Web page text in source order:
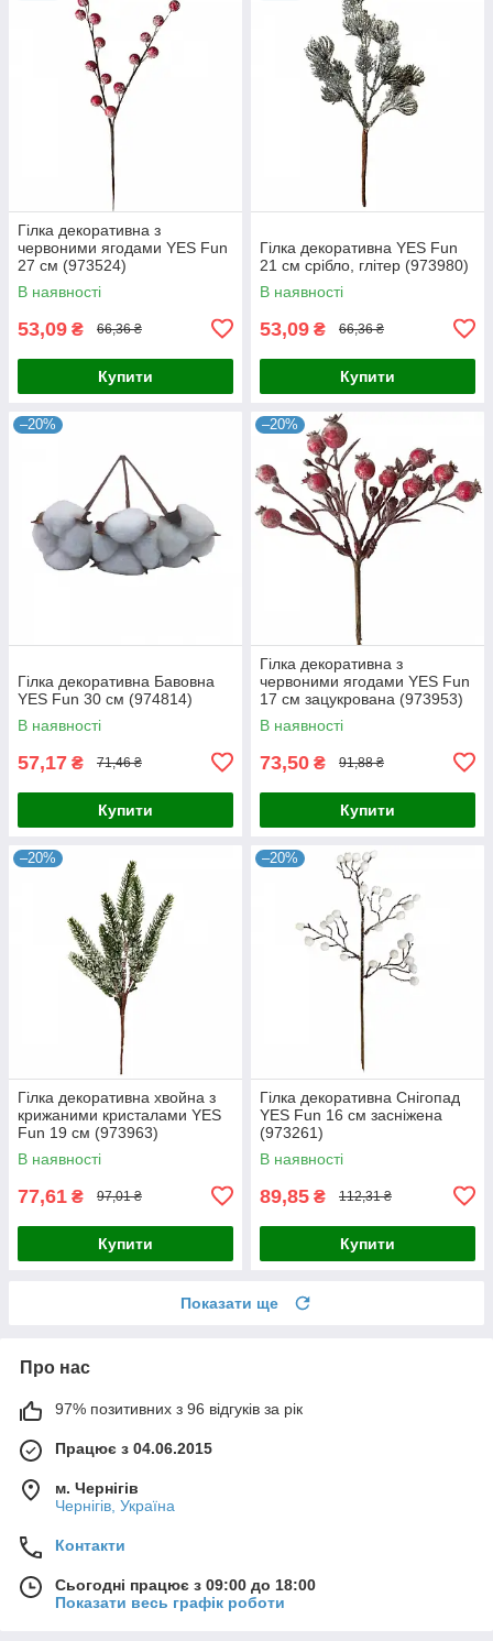
Гілка декоративна з
червоними ягодами YES Fun
27 см (973524)
В наявності
53,09 ₴ 66,36 ₴
Купити
Гілка декоративна YES Fun
21 см срібло, глітер (973980)
В наявності
53,09 ₴ 66,36 ₴
Купити
–20%
Гілка декоративна Бавовна
YES Fun 30 см (974814)
В наявності
57,17 ₴ 71,46 ₴
Купити
–20%
Гілка декоративна з
червоними ягодами YES Fun
17 см зацукрована (973953)
В наявності
73,50 ₴ 91,88 ₴
Купити
–20%
Гілка декоративна хвойна з
крижаними кристалами YES
Fun 19 см (973963)
В наявності
77,61 ₴ 97,01 ₴
Купити
–20%
Гілка декоративна Снігопад
YES Fun 16 см засніжена
(973261)
В наявності
89,85 ₴ 112,31 ₴
Купити
Показати ще
Про нас
97% позитивних з 96 відгуків за рік
Працює з 04.06.2015
м. Чернігів
Чернігів, Україна
Контакти
Сьогодні працює з 09:00 до 18:00
Показати весь графік роботи